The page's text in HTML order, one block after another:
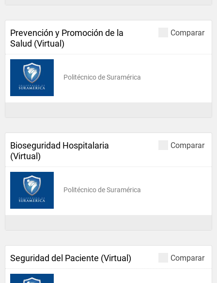
Comparar
Prevención y Promoción de la
Salud (Virtual)
Politécnico de Suramérica
Comparar
Bioseguridad Hospitalaria
(Virtual)
Politécnico de Suramérica
Comparar
Seguridad del Paciente (Virtual)